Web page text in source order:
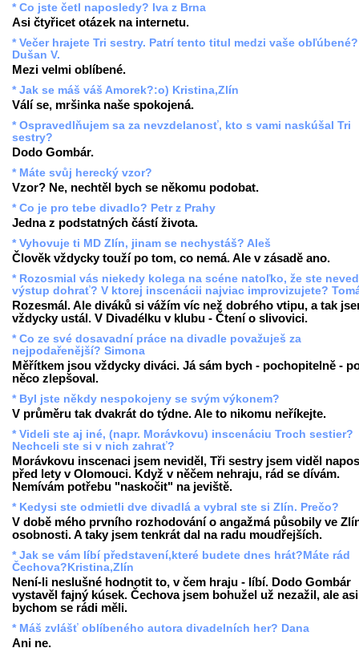
* Co jste četl naposledy? Iva z Brna
Asi čtyřicet otázek na internetu.
* Večer hrajete Tri sestry. Patrí tento titul medzi vaše obľúbené?
Dušan V.
Mezi velmi oblíbené.
* Jak se máš váš Amorek?:o) Kristina,Zlín
Válí se, mršinka naše spokojená.
* Ospravedlňujem sa za nevzdelanosť, kto s vami naskúšal Tri
sestry?
Dodo Gombár.
* Máte svůj herecký vzor?
Vzor? Ne, nechtěl bych se někomu podobat.
* Co je pro tebe divadlo? Petr z Prahy
Jedna z podstatných částí života.
* Vyhovuje ti MD Zlín, jinam se nechystáš? Aleš
Člověk vždycky touží po tom, co nemá. Ale v zásadě ano.
* Rozosmial vás niekedy kolega na scéne natoľko, že ste
výstup dohrať? V ktorej inscenácii najviac improvizujete?
Rozesmál. Ale diváků si vážím víc než dobrého vtipu, a tak
vždycky ustál. V Divadélku v klubu - Čtení o slivovici.
* Co ze své dosavadní práce na divadle považuješ za
nejpodařenější? Simona
Měřítkem jsou vždycky diváci. Já sám bych - pochopitelně -
něco zlepšoval.
* Byl jste někdy nespokojeny se svým výkonem?
V průměru tak dvakrát do týdne. Ale to nikomu neříkejte.
* Videli ste aj iné, (napr. Morávkovu) inscenáciu Troch sestier?
Nechceli ste si v nich zahrať?
Morávkovu inscenaci jsem neviděl, Tři sestry jsem viděl
před lety v Olomouci. Když v něčem nehraju, rád se dívám.
Nemívám potřebu "naskočit" na jeviště.
* Kedysi ste odmietli dve divadlá a vybral ste si Zlín. Prečo?
V době mého prvního rozhodování o angažmá působily ve
osobnosti. A taky jsem tenkrát dal na radu moudřejších.
* Jak se vám líbí představení,které budete dnes hrát?Máte rád
Čechova?Kristina,Zlín
Není-li neslušné hodnotit to, v čem hraju - líbí. Dodo Gombár
vystavěl fajný kúsek. Čechova jsem bohužel už nezažil, ale asi
bychom se rádi měli.
* Máš zvlášť oblíbeného autora divadelních her? Dana
Ani ne.